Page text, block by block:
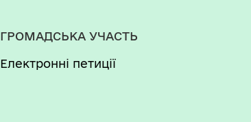
ГРОМАДСЬКА УЧАСТЬ
Електронні петиції